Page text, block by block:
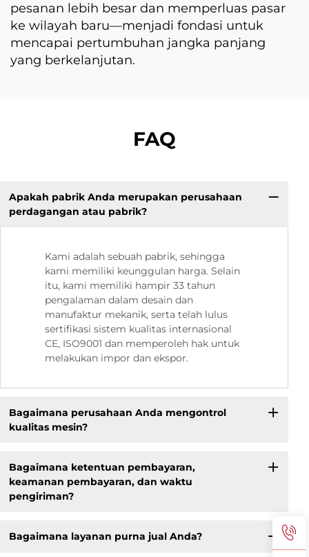
pesanan lebih besar dan memperluas pasar
ke wilayah baru—menjadi fondasi untuk
mencapai pertumbuhan jangka panjang
yang berkelanjutan.
FAQ
Apakah pabrik Anda merupakan perusahaan
perdagangan atau pabrik?
Kami adalah sebuah pabrik, sehingga
kami memiliki keunggulan harga. Selain
itu, kami memiliki hampir 33 tahun
pengalaman dalam desain dan
manufaktur mekanik, serta telah lulus
sertifikasi sistem kualitas internasional
CE, ISO9001 dan memperoleh hak untuk
melakukan impor dan ekspor.
Bagaimana perusahaan Anda mengontrol
kualitas mesin?
Bagaimana ketentuan pembayaran,
keamanan pembayaran, dan waktu
pengiriman?
Bagaimana layanan purna jual Anda?